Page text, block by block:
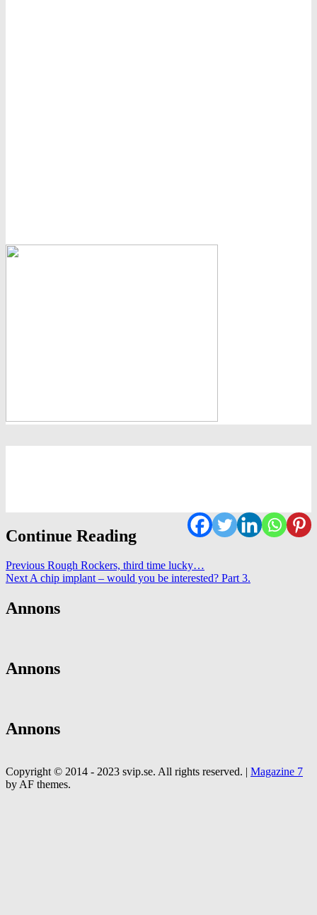
Continue Reading
Previous Rough Rockers, third time lucky…
NextA chip implant – would you be interested? Part 3.
Annons
Annons
Annons
Copyright © 2014 - 2023 svip.se. All rights reserved. | Magazine 7
by AF themes.